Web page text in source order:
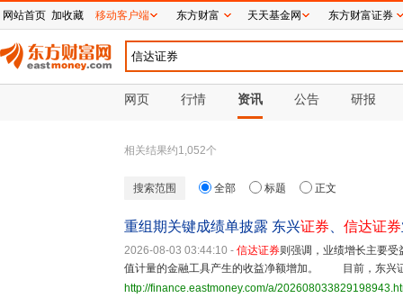
网页 行情 资讯 公告 研报
相关结果约1,052个
搜索范围 全部 标题 正文
重组期关键成绩单披露 东兴证券 信达证券
2026-08-03 03:44:10 - 信达证券则强调，业绩增长主要
值计量的金融工具产生的收益净额增加。 目前，东兴
http://finance.eastmoney.com/a/
网站首页 加收藏 移动客户端 东方财富 天天基金网 东方财富证券